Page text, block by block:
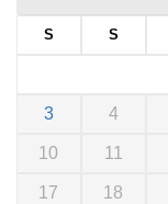
S S
3 4
10 11
17 18